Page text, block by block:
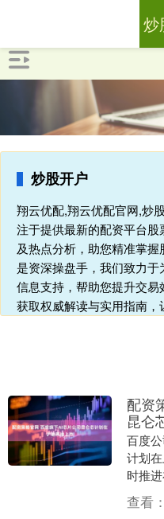
炒股开户
翔云优配,翔云优配官网,炒
注于提供最新的配资平台
及热点分析，助您精准掌
是资深操盘手，我们致力
信息支持，帮助您提升交易
获取权威解读与实用指南，
炒
配资
昆仑
百度
计划
时推
市场
监会提
查看：